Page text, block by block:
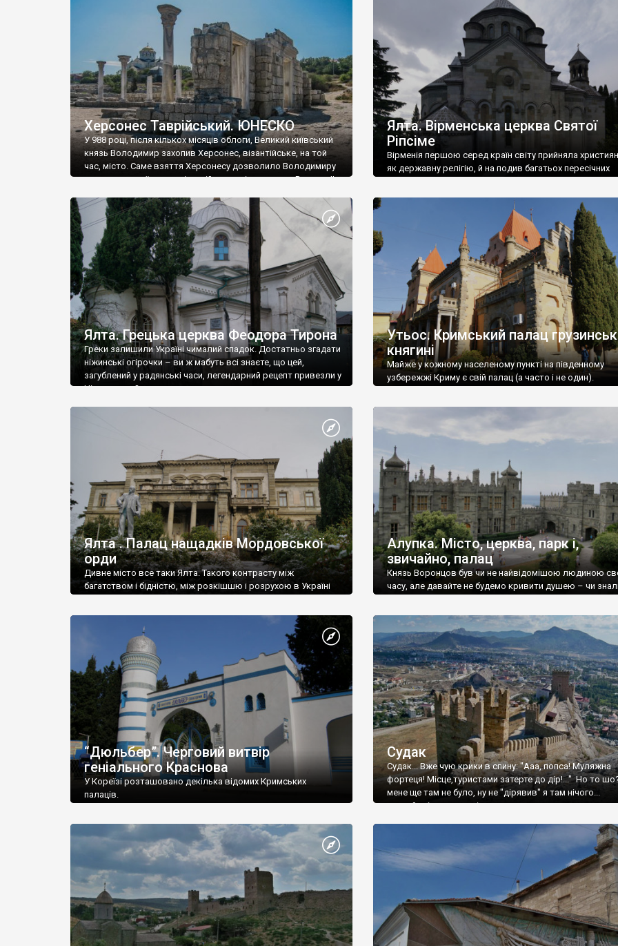
візантійської доби. Раритети викрадені з фондів об’єкту
культурної спадщини ЮНЕСКО «Херсонеса Таврійського».
Офіційно – на виставку «Золото Візантії», але експерти та
влада в Україні вважають це лише […]
називаються «повстяками» (postaki)…” “Вино. Крим
виробляє відмінне вино і його вдосталь: воно все
легке біле і дуже […]
Херсонес Таврійський. ЮНЕСКО
У 988 році, після кількох місяців облоги, Великий київський
князь Володимир захопив Херсонес, візантійське, на той
час, місто. Саме взяття Херсонесу дозволило Володимиру
диктувати свої умови візантійському імператору Василю ІІ,
Херсонесі Володимир-язичник, став Василем-
християнином. А потім було Хрещення Русі. На честь
Херсонесу Таврійського названо місто […]
Ялта. Вірменська церква Святої
Ріпсіме
Вірменія першою серед країн світу прийняла
як державну релігію, й на подив багатьох пересічних
Ялта. Грецька церква Феодора Тирона
Греки залишили Україні чималий спадок. Достатньо згадати
ніжинські огірочки – ви ж мабуть всі знаєте, що цей,
загублений у радянські часи, легендарний рецепт привезли у
Ніжин греки?
Утьос. Кримський палац
княгині
Майже у кожному населеному пункті на південному
узбережжі Криму є свій палац (а часто і не один).
Ялта . Палац нащадків Мордовської
орди
Дивне місто все таки Ялта. Такого контрасту між
багатством і бідністю, між розкішшю і розрухою в Україні
Алупка. Місто, церква, парк і,
звичайно, палац
Князь Воронцов був чи не найвідомішою людиною
часу, але давайте не будемо кривити душею – чи
“Дюльбер”. Черговий витвір
геніального Краснова
У Кореїзі розташовано декілька відомих Кримських
палаців.
Судак
Судак... Вже чую крики в спину: "Ааа, попса! Муляжна
фортеця! Місце,туристами затерте до дір!..." Но то
мене ще там не було, ну не "дірявив" я там нічого...
принаймні до цього літа.